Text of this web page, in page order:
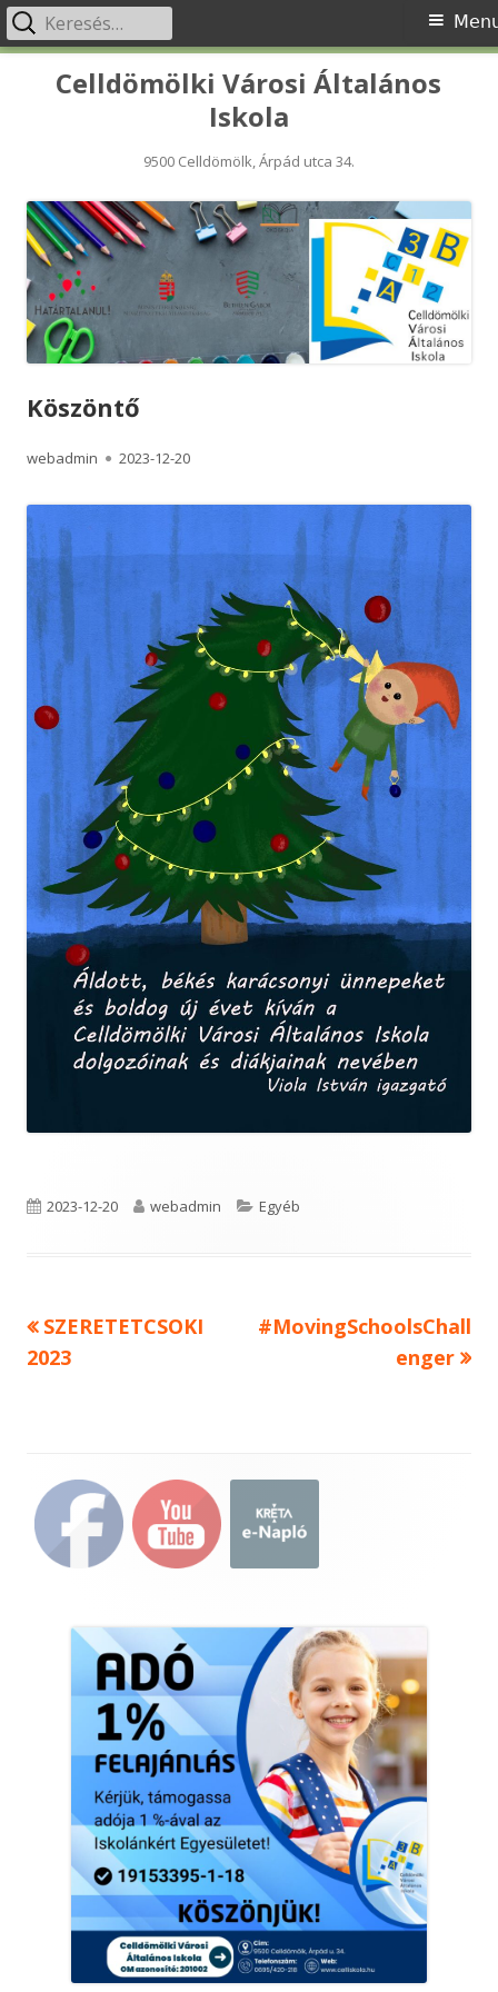
Celldömölki Városi Általános
Iskola
9500 Celldömölk, Árpád utca 34.
Primary
Menu
Keresés:
Köszöntő
Author
webadmin
Published
2023-12-20
Published
2023-12-20 Author
webadmin Categories
Egyéb
Bejegyzés
Previous
article:
SZERETETCSOKI
2023
Next
#MovingSchoolsChall
enger
Main
Sidebar